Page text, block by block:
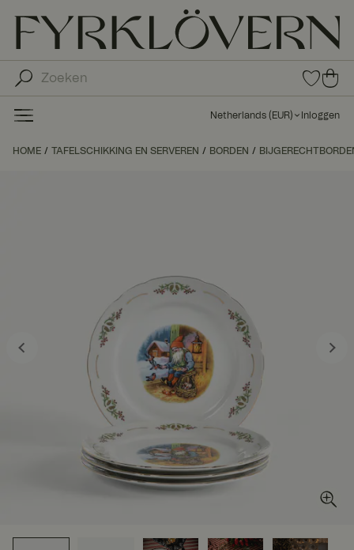
0
ite
in
ten
0
ite
ms
uw
Netherlands ( EUR) Inloggen
HOME TAFELSCHIKKING EN SERVEREN BORDEN